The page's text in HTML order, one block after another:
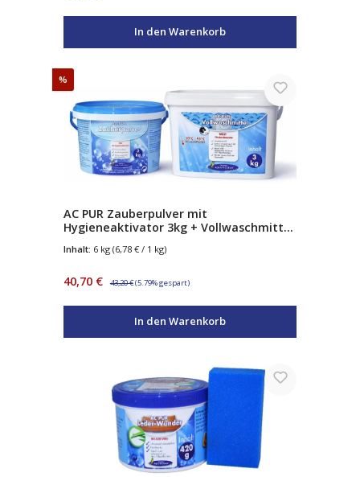
In den Warenkorb
%
AC PUR Zauberpulver mit
Hygieneaktivator 3kg + Vollwaschmittel
Inhalt: 6 kg (6,78 € / 1 kg)
Verkaufspreis:
40,70 € Regulärer Preis:
43,20 €(5.79% gespart)
In den Warenkorb